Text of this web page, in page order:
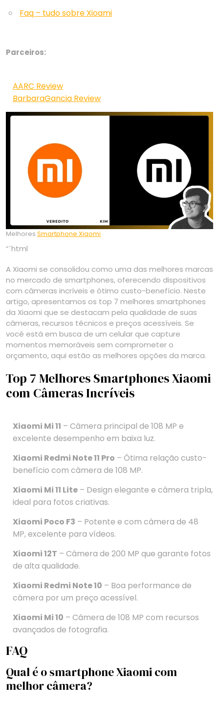
Faq – tudo sobre Xioami
Parceiros:
AARC Review
BarbaraGancia Review
Melhores Smartphone Xiaomi
“`html
A Xiaomi se consolidou como uma das melhores marcas
no mercado de smartphones, oferecendo dispositivos
com câmeras incríveis e ótimo custo-benefício. Neste
artigo, apresentamos os top 7 melhores smartphones
da Xiaomi que se destacam pela qualidade de suas
câmeras, recursos técnicos e preços acessíveis. Se
você está em busca de um celular que capture
momentos memoráveis sem comprometer o
orçamento, aqui estão as melhores opções da marca.
Top 7 Melhores Smartphones Xiaomi
com Câmeras Incríveis
Xiaomi Mi 11 – Câmera principal de 108 MP e
excelente desempenho em baixa luz.
Xiaomi Redmi Note 11 Pro – Ótima relação custo-
benefício com câmera de 108 MP.
Xiaomi Mi 11 Lite – Design elegante e câmera tripla,
ideal para fotos criativas.
Xiaomi Poco F3 – Potente e com câmera de 48
MP, excelente para vídeos.
Xiaomi 12T – Câmera de 200 MP que garante fotos
de alta qualidade.
Xiaomi Redmi Note 10 – Boa performance de
câmera por um preço acessível.
Xiaomi Mi 10 – Câmera de 108 MP com recursos
avançados de fotografia.
FAQ
Qual é o smartphone Xiaomi com
melhor câmera?